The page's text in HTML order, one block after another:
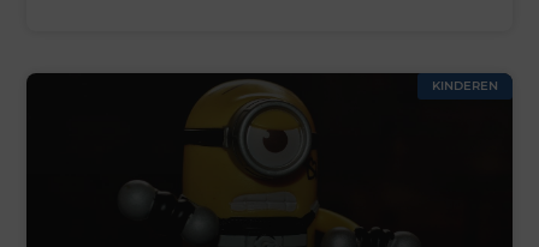
KINDEREN